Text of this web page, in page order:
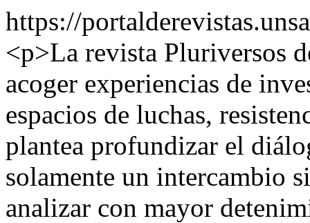
https://
<p>La revista Pluriversos
acoger experiencias de
espacios de luchas,
plantea profundizar el
solamente un intercambio
analizar con mayor